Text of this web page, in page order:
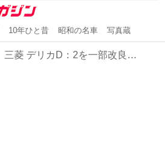
10年ひと昔 昭和の名車 写真蔵
三菱 デリカD：2を一部改良。安全装備や機能装備を充実させて利便性を向上